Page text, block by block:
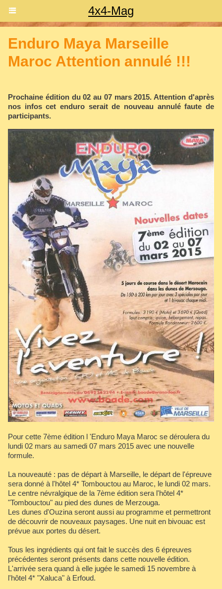
4x4-Mag
Enduro Maya Marseille
Maroc Attention annulé !!!
Prochaine édition du 02 au 07 mars 2015. Attention d'après
nos infos cet enduro serait de nouveau annulé faute de
participants.
Pour cette 7ème édition l 'Enduro Maya Maroc se déroulera du
lundi 02 mars au samedi 07 mars 2015 avec une nouvelle
formule.
La nouveauté : pas de départ à Marseille, le départ de l'épreuve
sera donné à l'hôtel 4* Tombouctou au Maroc, le lundi 02 mars.
Le centre névralgique de la 7ème édition sera l'hôtel 4*
"Tombouctou" au pied des dunes de Merzouga.
Les dunes d'Ouzina seront aussi au programme et permettront
de découvrir de nouveaux paysages. Une nuit en bivouac est
prévue aux portes du désert.
Tous les ingrédients qui ont fait le succès des 6 épreuves
précédentes seront présents dans cette nouvelle édition.
L'arrivée sera quand à elle jugée le samedi 15 novembre à
l'hôtel 4* "Xaluca" à Erfoud.